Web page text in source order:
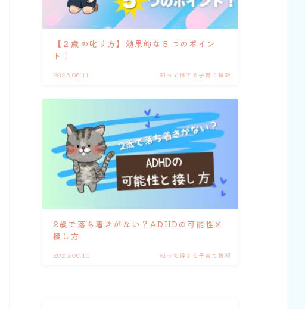
【２歳の叱り方】効果的な５つのポイン
ト！
2025.06.11 知って得する子育て情報
2歳で落ち着きがない？ADHDの可能性と
接し方
2025.06.10 知って得する子育て情報